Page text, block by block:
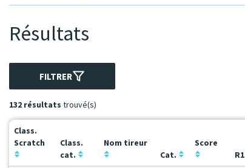
Résultats
FILTRER
132 résultats trouvé(s)
Class.
Scratch
Class.
cat.
Nom tireur
Cat.
Score
R1